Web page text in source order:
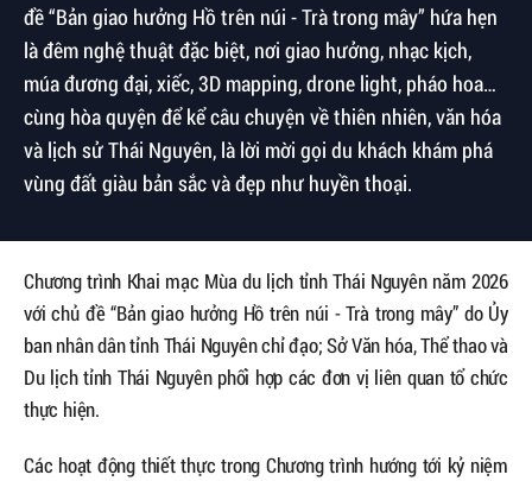
đề “Bản giao hưởng Hồ trên núi - Trà trong mây” hứa hẹn
là đêm nghệ thuật đặc biệt, nơi giao hưởng, nhạc kịch,
múa đương đại, xiếc, 3D mapping, drone light, pháo hoa…
cùng hòa quyện để kể câu chuyện về thiên nhiên, văn hóa
và lịch sử Thái Nguyên, là lời mời gọi du khách khám phá
vùng đất giàu bản sắc và đẹp như huyền thoại.
Chương trình Khai mạc Mùa du lịch tỉnh Thái Nguyên năm 2026
với chủ đề “Bản giao hưởng Hồ trên núi - Trà trong mây” do Ủy
ban nhân dân tỉnh Thái Nguyên chỉ đạo; Sở Văn hóa, Thể thao và
Du lịch tỉnh Thái Nguyên phối hợp các đơn vị liên quan tổ chức
thực hiện.
Các hoạt động thiết thực trong Chương trình hướng tới kỷ niệm